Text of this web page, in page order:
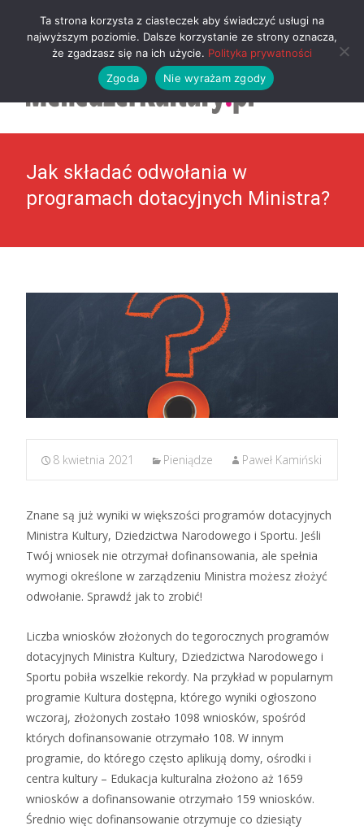
Jak składać odwołania w
programach dotacyjnych Ministra?
8 kwietnia 2021 Pieniądze Paweł Kamiński
Znane są już wyniki w większości programów dotacyjnych
Ministra Kultury, Dziedzictwa Narodowego i Sportu. Jeśli
Twój wniosek nie otrzymał dofinansowania, ale spełnia
wymogi określone w zarządzeniu Ministra możesz złożyć
odwołanie. Sprawdź jak to zrobić!
Liczba wniosków złożonych do tegorocznych programów
dotacyjnych Ministra Kultury, Dziedzictwa Narodowego i
Sportu pobiła wszelkie rekordy. Na przykład w popularnym
programie Kultura dostępna, którego wyniki ogłoszono
wczoraj, złożonych zostało 1098 wniosków, spośród
których dofinansowanie otrzymało 108. W innym
programie, do którego często aplikują domy, ośrodki i
centra kultury – Edukacja kulturalna złożono aż 1659
wniosków a dofinansowanie otrzymało 159 wniosków.
Średnio więc dofinansowanie otrzymuje co dziesiąty
MENU
Ta strona korzysta z ciasteczek aby świadczyć usługi na
najwyższym poziomie. Dalsze korzystanie ze strony oznacza,
że zgadzasz się na ich użycie. Polityka prywatności
Zgoda
Nie wyrażam zgody